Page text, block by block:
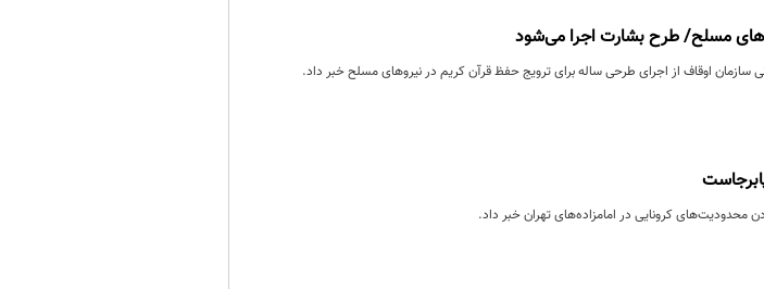
مسلح/ طرح بشارت اجرا می‌شود
سازمان اوقاف از اجرای طرحی ساله برای ترویج حفظ قرآن کریم در نیروهای مسلح خبر داد.
محدودیت‌های کرونایی در امامزاده‌های تهران خبر داد.